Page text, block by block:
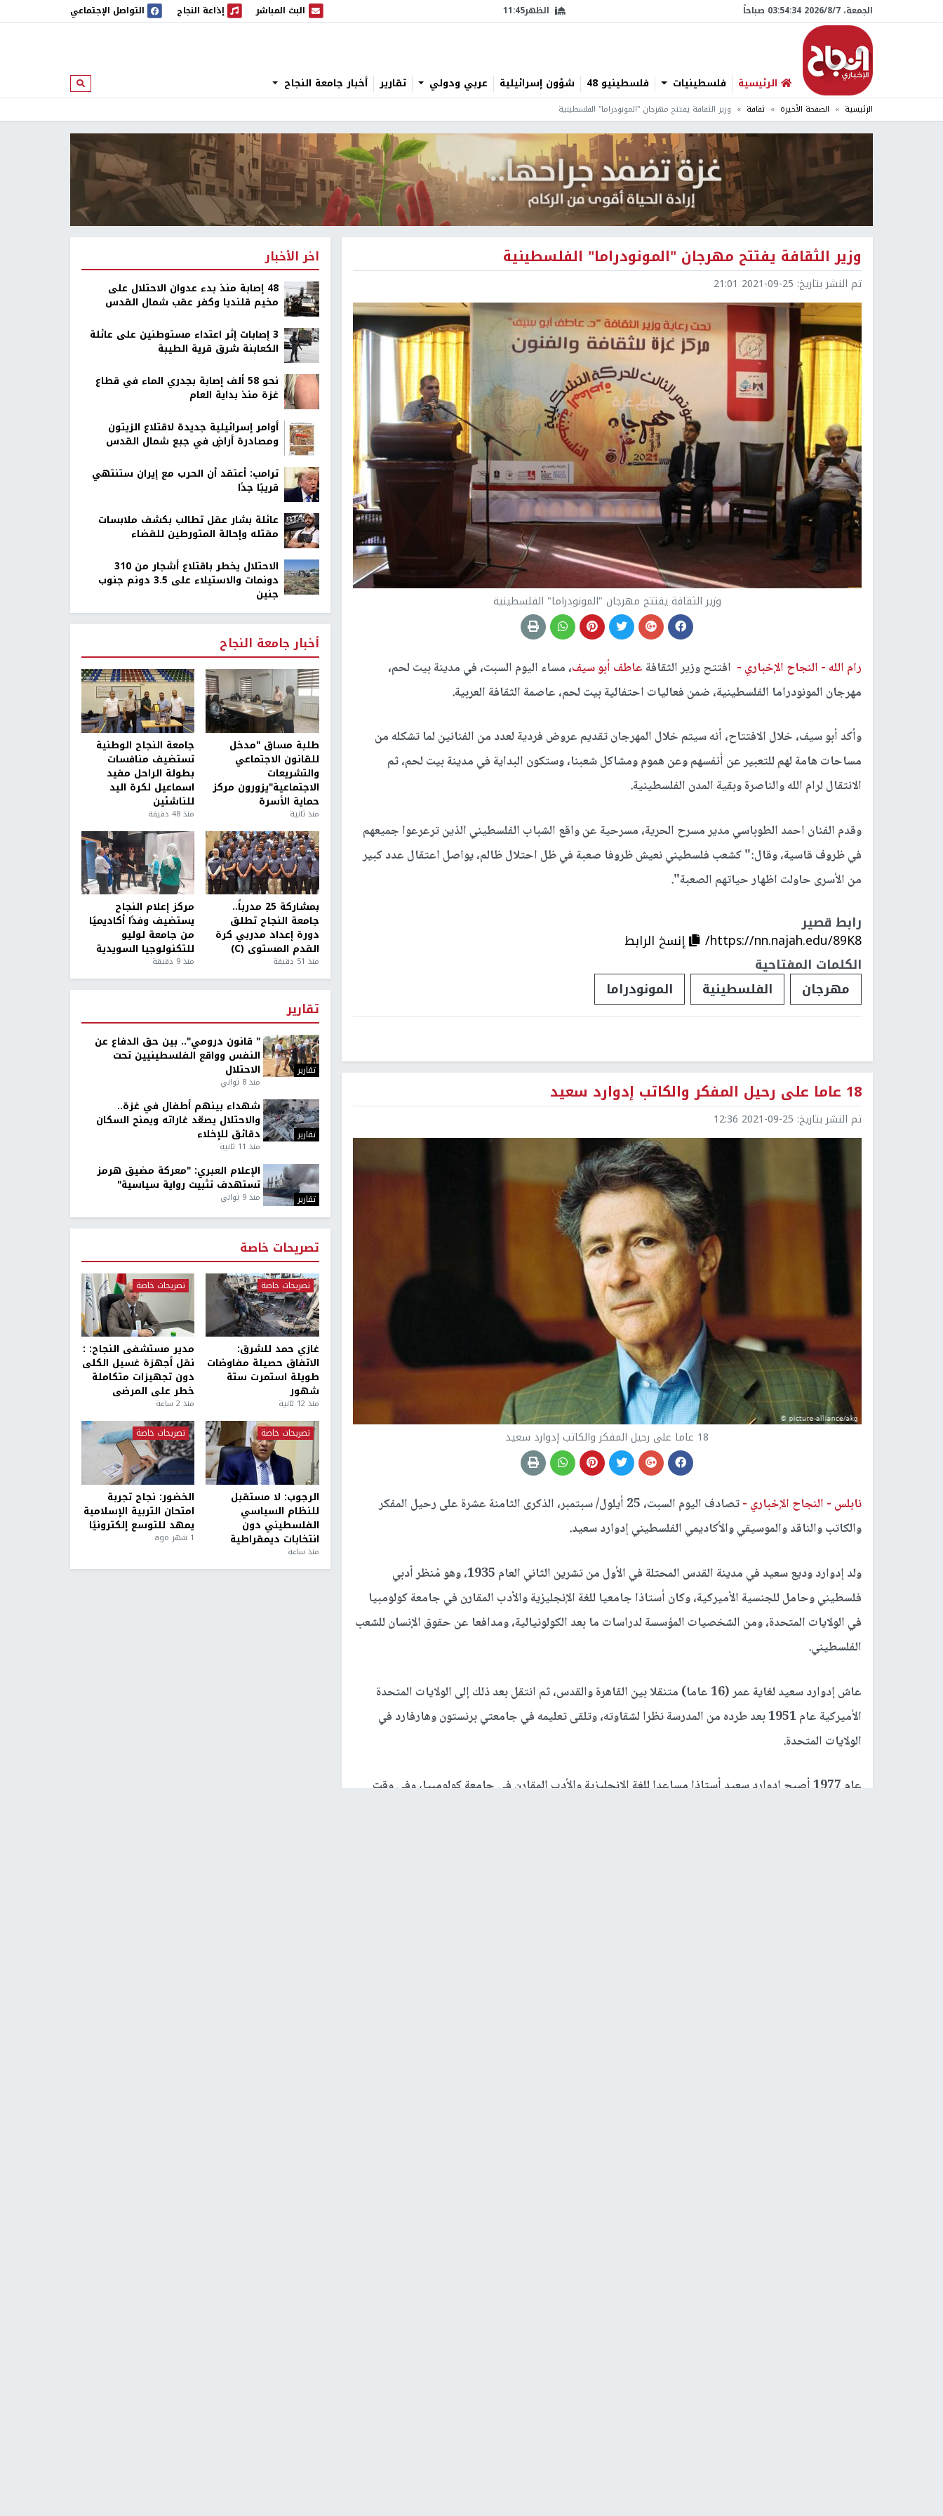
الجمعة، 7/‏8/‏2026 03:54:35 صباحاً الظهر11:45 البث المباشر
البث المباشر إذاعة النجاح
إذاعة النجاح التواصل الإجتماعي
الرئيسية فلسطينيات فلسطينيو 48 شؤون إسرائيلية عربي ودولي تقارير أخبار جامعة النجاح ابحث
الرئيسية الصفحة الأخيرة ثقافة وزير الثقافة يفتتح مهرجان "المونودراما" الفلسطينية
وزير الثقافة يفتتح مهرجان "المونودراما" الفلسطينية
تم النشر بتاريخ: 2021-09-25 21:01
وزير الثقافة يفتتح مهرجان "المونودراما" الفلسطينية
رام الله - النجاح الإخباري - افتتح وزير الثقافةعاطف أبو سيف، مساء اليوم السبت، في مدينة بيت لحم،
مهرجان المونودراما الفلسطينية، ضمن فعاليات احتفالية بيت لحم، عاصمة الثقافة العربية.
وأكد أبو سيف، خلال الافتتاح، أنه سيتم خلال المهرجان تقديم عروض فردية لعدد من الفنانين لما تشكله من
مساحات هامة لهم للتعبير عن أنفسهم وعن هموم ومشاكل شعبنا، وستكون البداية في مدينة بيت لحم، ثم
الانتقال لرام الله والناصرة وبقية المدن الفلسطينية.
وقدم الفنان احمد الطوباسي مدير مسرح الحرية، مسرحية عن واقع الشباب الفلسطيني الذين ترعرعوا جميعهم
في ظروف قاسية، وقال:" كشعب فلسطيني نعيش ظروفا صعبة في ظل احتلال ظالم، يواصل اعتقال عدد كبير
من الأسرى حاولت اظهار حياتهم الصعبة".
رابط قصير
https://nn.najah.edu/89K8/
إنسخ الرابط
الكلمات المفتاحية
مهرجان
الفلسطينية المونودراما
18 عاما على رحيل المفكر والكاتب إدوارد سعيد
تم النشر بتاريخ: 2021-09-25 12:36
18 عاما على رحيل المفكر والكاتب إدوارد سعيد
نابلس - النجاح الإخباري -
تصادف اليوم السبت، 25 أيلول/ سبتمبر، الذكرى الثامنة عشرة على رحيل المفكر
والكاتب والناقد والموسيقي والأكاديمي الفلسطيني إدوارد سعيد.
ولد إدوارد وديع سعيد في مدينة القدس المحتلة في الأول من تشرين الثاني العام 1935، وهو مُنظر أدبي
فلسطيني وحامل للجنسية الأميركية، وكان أستاذا جامعيا للغة الإنجليزية والأدب المقارن في جامعة كولومبيا
في الولايات المتحدة، ومن الشخصيات المؤسسة لدراسات ما بعد الكولونيالية، ومدافعا عن حقوق الإنسان للشعب
الفلسطيني.
عاش إدوارد سعيد لغاية عمر (16 عاما) متنقلا بين القاهرة والقدس، ثم انتقل بعد ذلك إلى الولايات المتحدة
الأميركية عام 1951 بعد طرده من المدرسة نظرا لشقاوته، وتلقى تعليمه في جامعتي برنستون وهارفارد في
الولايات المتحدة.
عام 1977 أصبح إدوارد سعيد أستاذا مساعدا للغة الإنجليزية والأدب المقارن في جامعة كولومبيا، وفي وقت
اخر الأخبار
48 إصابة منذ بدء عدوان الاحتلال على
مخيم قلنديا وكفر عقب شمال القدس
‏3 إصابات إثر اعتداء مستوطنين على عائلة
الكعابنة شرق قرية الطيبة
نحو 58 ألف إصابة بجدري الماء في قطاع
غزة منذ بداية العام
أوامر إسرائيلية جديدة لاقتلاع الزيتون
ومصادرة أراضٍ في جبع شمال القدس
ترامب: أعتقد أن الحرب مع إيران ستنتهي
قريبًا جدًا
عائلة بشار عقل تطالب بكشف ملابسات
مقتله وإحالة المتورطين للقضاء
الاحتلال يخطر باقتلاع أشجار من 310
دونمات والاستيلاء على 3.5 دونم جنوب
جنين
أخبار جامعة النجاح
طلبة مساق "مدخل
للقانون الاجتماعي
والتشريعات
الاجتماعية"يزورون مركز
حماية الأسرة
منذ ثانية
جامعة النجاح الوطنية
تستضيف منافسات
بطولة الراحل مفيد
اسماعيل لكرة اليد
للناشئين
منذ 48 دقيقة
بمشاركة 25 مدرباً..
جامعة النجاح تطلق
دورة إعداد مدربي كرة
القدم المستوى (C)
منذ 51 دقيقة
مركز إعلام النجاح
يستضيف وفدًا أكاديميًا
من جامعة لوليو
للتكنولوجيا السويدية
منذ 9 دقيقة
تقارير
تقارير
" قانون درومي".. بين حق الدفاع عن
النفس وواقع الفلسطينيين تحت
الاحتلال
منذ 8 ثواني
تقارير
شهداء بينهم أطفال في غزة..
والاحتلال يصعّد غاراته ويمنح السكان
دقائق للإخلاء
منذ 11 ثانية
تقارير
الإعلام العبري: "معركة مضيق هرمز
تستهدف تثبيت رواية سياسية"
منذ 9 ثواني
تصريحات خاصة
تصريحات خاصة
غازي حمد للشرق:
الاتفاق حصيلة مفاوضات
طويلة استمرت ستة
شهور
منذ 12 ثانية
تصريحات خاصة
مدير مستشفى النجاح: :
نقل أجهزة غسيل الكلى
دون تجهيزات متكاملة
خطر على المرضى
منذ 2 ساعة
تصريحات خاصة
الرجوب: لا مستقبل
للنظام السياسي
الفلسطيني دون
انتخابات ديمقراطية
منذ ساعة
تصريحات خاصة
الخضور: نجاح تجربة
امتحان التربية الإسلامية
يمهد للتوسع إلكترونيًا
1 شهر ago